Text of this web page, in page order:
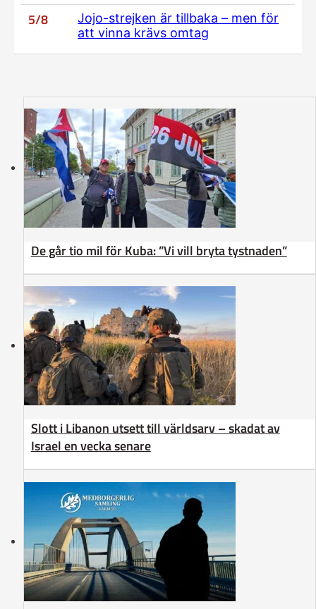
5/8
Jojo-strejken är tillbaka – men för
att vinna krävs omtag
De går tio mil för Kuba: ”Vi vill bryta tystnaden”
Slott i Libanon utsett till världsarv – skadat av
Israel en vecka senare